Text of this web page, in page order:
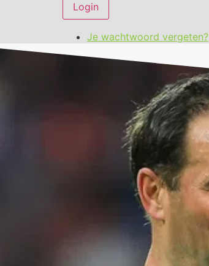
Login
Je wachtwoord vergeten?